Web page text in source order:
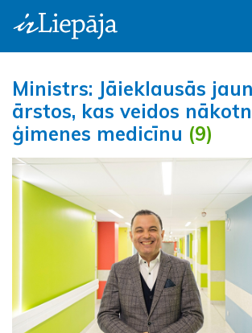
Ministrs: Jāieklausās
ārstos, kas veidos
ģimenes medicīnu (9)